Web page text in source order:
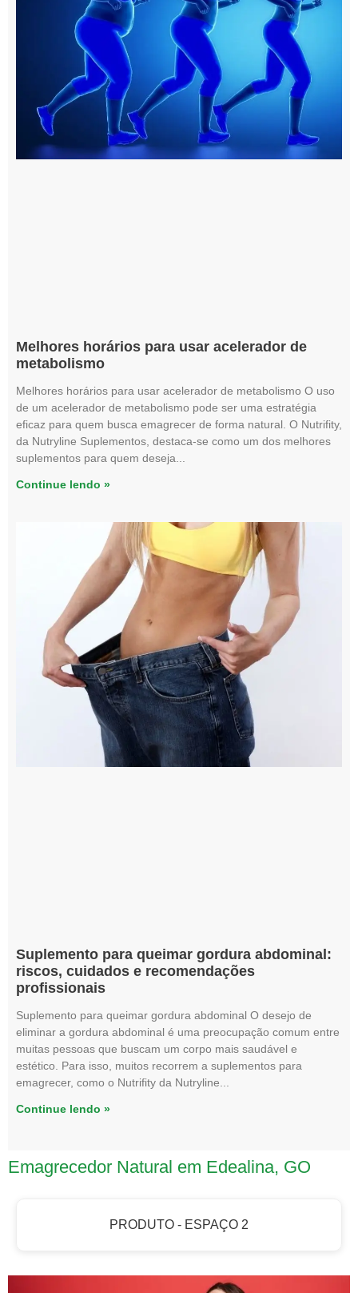
Melhores horários para usar acelerador de
metabolismo
Melhores horários para usar acelerador de metabolismo O uso
de um acelerador de metabolismo pode ser uma estratégia
eficaz para quem busca emagrecer de forma natural. O Nutrifity,
da Nutryline Suplementos, destaca-se como um dos melhores
suplementos para quem deseja
Continue lendo »
Suplemento para queimar gordura abdominal:
riscos, cuidados e recomendações
profissionais
Suplemento para queimar gordura abdominal O desejo de
eliminar a gordura abdominal é uma preocupação comum entre
muitas pessoas que buscam um corpo mais saudável e
estético. Para isso, muitos recorrem a suplementos para
emagrecer, como o Nutrifity da Nutryline
Continue lendo »
Emagrecedor Natural em Edealina, GO
PRODUTO - ESPAÇO 2